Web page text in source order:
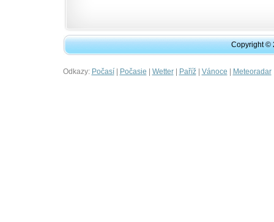
Copyright ©
Odkazy: Počasí| Počasie | Wetter| Paříž| Vánoce | Meteoradar